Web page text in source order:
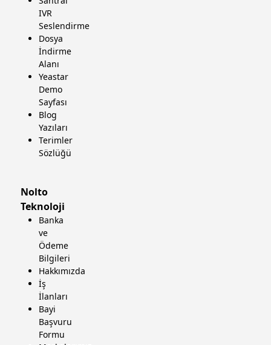
IVR
Seslendirme
Dosya
İndirme
Alanı
Yeastar
Demo
Sayfası
Blog
Yazıları
Terimler
Sözlüğü
Nolto
Teknoloji
Banka
ve
Ödeme
Bilgileri
Hakkımızda
İş
İlanları
Bayi
Başvuru
Formu